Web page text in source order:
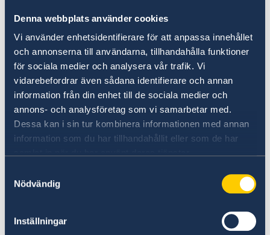
Denna webbplats använder cookies
Vi använder enhetsidentifierare för att anpassa innehållet
och annonserna till användarna, tillhandahålla funktioner
för sociala medier och analysera vår trafik. Vi
vidarebefordrar även sådana identifierare och annan
information från din enhet till de sociala medier och
annons- och analysföretag som vi samarbetar med.
Dessa kan i sin tur kombinera informationen med annan
information som du har tillhandahållit eller som de har
Nödvändig
Inställningar
Working in Sweden
Studying in Sweden
No local information is currently available.
Please contact the Embassy for information on
any local conditions. A link to the Embassy is
found at the bottom of the page.
Basic information about: Working in
Sweden
Basic information applicable to all countries is
available here. In some countries, additional
conditions also apply – for more information,
drop-down list.